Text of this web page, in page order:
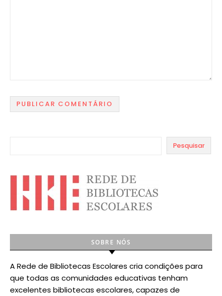
Pesquisar
SOBRE NÓS
A Rede de Bibliotecas Escolares cria condições para
que todas as comunidades educativas tenham
excelentes bibliotecas escolares, capazes de